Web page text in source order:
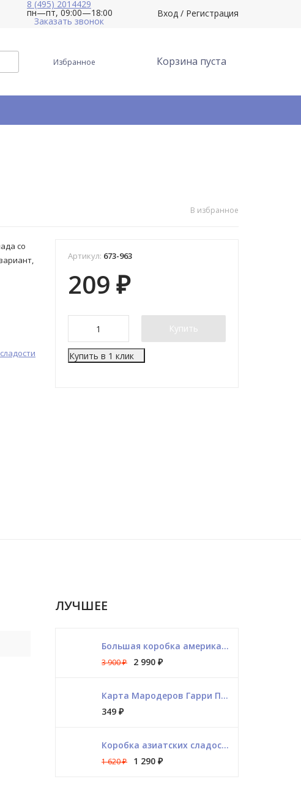
8 (495) 2014429
пн—пт, 09:00—18:00
Заказать звонок
Вход / Регистрация
Избранное Корзина пуста
В избранное
со
Артикул: 673-963
209 ₽
Купить
Купить в 1 клик
ЛУЧШЕЕ
Большая коробка американских сладостей
3 900₽ 2 990 ₽
Карта Мародеров Гарри Поттер
349 ₽
Коробка азиатских сладостей
1 620₽ 1 290 ₽